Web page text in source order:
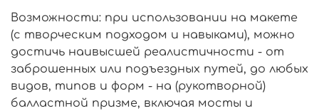
Возможности: при использовании на макете
(с творческим подходом и навыками), можно
достичь наивысшей реалистичности - от
заброшенных или подъездных путей, до любых
видов, типов и форм - на (рукотворной)
балластной призме, включая мосты и